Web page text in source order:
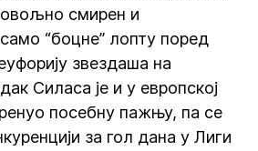
смирен и
“боцне” лопту поред
звездаша на
Силаса је и у европској
посебну пажњу, па се
за гол дана у Лиги